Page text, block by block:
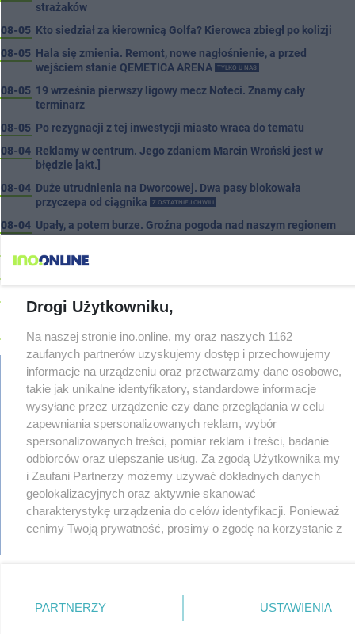
strażaków
08-05 Kto siedział za kierownicą Golfa? Kierowca zbiegł po kolizji
08-05 Hala się zmienia. Remont, nowe nagłośnienie, a przed
wejściem stanie QEMETICA ARENA
TYLKO U NAS
08-05 19 września pierwszy ligowy mecz Noteci. Znamy cały
terminarz
08-05 Po rezygnacji z tej inwestycji miasto wraca do tematu
08-04 Reklamy w centrum. Jego zdaniem Marcin Wroński jest w
błędzie [akt.]
08-04 Duże utrudnienia na Dworcowej. Dwa pasy blokowała
przyczepa od ciągnika
Z OSTATNIEJ CHWILI
08-04 Upały, a potem burze. Groźna pogoda nad naszym regionem
zł
08-04
Polifonika z Inowrocławia zagrała na Harendzie. Muzyczny
hołd dla Jana Kasprowicza
08-04 Jest wykonawca remontu dachu sali gimastycznej
08-04 Dlaczego sauny, a nie boiska dla dzieci? Ratusz odpowiada
08-04 Połowa wakacji na drogach. Policja podsumowała lipiec
08-04 Wroński do radnych: Zamiast ingerować w prywatną własność
zajmijcie się gospodarką
08-04 Darrell Harris: Możemy nawiązać walkę z każdym w tej lidze
08-03 Zarzut dla kierowcy Mercedesa po tragedii na Rąbinie
NAS
08-03 Sen o potędze. Nowy utwór rapera z Inowrocławia przeciwko
Masowe kontrole na drogach. Cztery osoby prowadziły po
alkoholu
regulamin
reklama
redakcja
pliki cookies
prywatność
reklamacje
gowork.pl
oferty pracy
© copyright 2000-2026 Ino-online Media
Drogi Użytkowniku,
Na naszej stronie ino.online, my oraz naszych 1162
zaufanych partnerów uzyskujemy dostęp i przechowujemy
informacje na urządzeniu oraz przetwarzamy dane osobowe,
takie jak unikalne identyfikatory, standardowe informacje
wysyłane przez urządzenie czy dane przeglądania w celu
zapewniania spersonalizowanych reklam, wybór
spersonalizowanych treści, pomiar reklam i treści, badanie
odbiorców oraz ulepszanie usług. Za zgodą Użytkownika my
i Zaufani Partnerzy możemy używać dokładnych danych
geolokalizacyjnych oraz aktywnie skanować
charakterystykę urządzenia do celów identyfikacji. Ponieważ
cenimy Twoją prywatność, prosimy o zgodę na korzystanie z
. Niektóre rodzaje przetwarzania
danych nie wymagają zgody użytkownika, ale masz prawo
PARTNERZY USTAWIENIA